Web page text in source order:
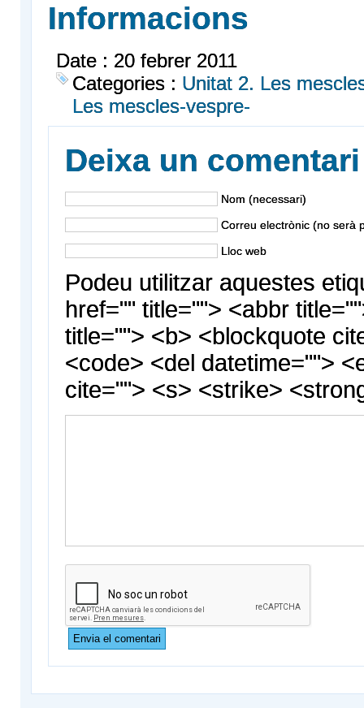
Informacions
Date : 20 febrer 2011
Categories : Unitat 2. Les
Les mescles-vespre-
Deixa un comentari
Nom (necessari)
Correu electrònic (no serà
Lloc web
Podeu utilitzar aquestes
href="" title=""> <abbr
title=""> <b> <blockquote
<code> <del datetime="">
cite=""> <s> <strike>